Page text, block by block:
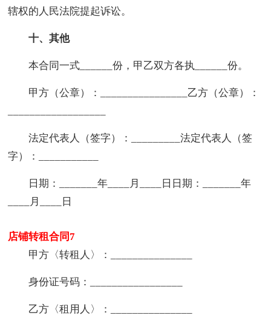
辖权的人民法院提起诉讼。
十、其他
本合同一式______份，甲乙双方各执______份。
甲方（公章）：________________乙方（公章）：
法定代表人（签字）：_________法定代表人（签
字）：___________
日期：_______年____月____日日期：_______年
____月____日
店铺转租合同7
甲方〈转租人〉：_______________
身份证号码：_________________
乙方〈租用人〉：_______________